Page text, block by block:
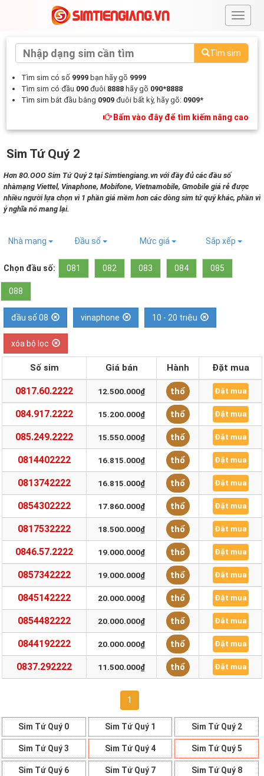
#
Tìm sim
Tìm sim có số 9999 bạn hãy gõ 9999
Tìm sim có đầu 090 đuôi 8888 hãy gõ 090*8888
Tìm sim bắt đầu bằng 0909 đuôi bất kỳ, hãy gõ: 0909*
Bấm vào đây để tìm kiếm nâng cao
Sim Tứ Quý 2
Hơn 8O.OOO Sim Tứ Quý 2 tại Simtiengiang.vn với đầy đủ các đầu số
nhàmạng Viettel, Vinaphone, Mobifone, Vietnamobile, Gmobile giá rẻ được
nhiều người lựa chọn vì 1 phần giá mềm hơn các dòng sim tứ quý khác, phần vì
ý nghĩa nó mang lại.
Nhà mạng Đầu số Mức giá Sắp xếp
Chọn đầu số: 081 082 083 084 085
088
đầu số 08 vinaphone 10 - 20 triệu
xóa bộ lọc
Số sim Giá bán Hành Đặt mua
0817.60.2222 12.500.000₫ thổ Đặt mua
084.917.2222 15.200.000₫ thổ Đặt mua
085.249.2222 15.550.000₫ thổ Đặt mua
0814402222 16.815.000₫ thổ Đặt mua
0813742222 16.815.000₫ thổ Đặt mua
0854302222 17.860.000₫ thổ Đặt mua
0817532222 18.500.000₫ thổ Đặt mua
0846.57.2222 19.000.000₫ thổ Đặt mua
0857342222 19.000.000₫ thổ Đặt mua
0845142222 20.000.000₫ thổ Đặt mua
0854482222 20.000.000₫ thổ Đặt mua
0844192222 20.000.000₫ thổ Đặt mua
0837.292222 11.500.000₫ thổ Đặt mua
1
Sim Tứ Quý 0 Sim Tứ Quý 1 Sim Tứ Quý 2
Sim Tứ Quý 3 Sim Tứ Quý 4 Sim Tứ Quý 5
Sim Tứ Quý 6 Sim Tứ Quý 7 Sim Tứ Quý 8